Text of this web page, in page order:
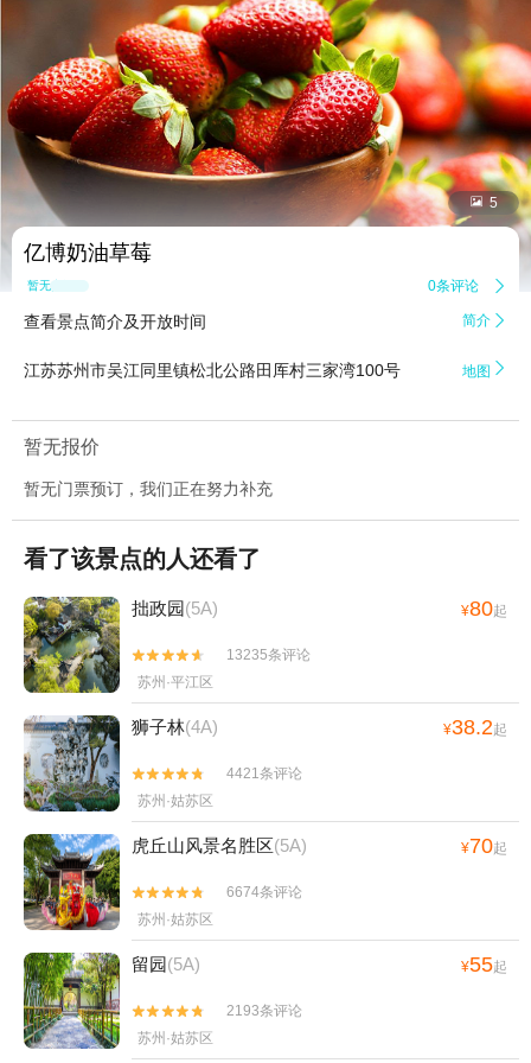
 5
亿博奶油草莓
暂无点评 0条评论 
查看景点简介及开放时间 简介 
江苏苏州市吴江同里镇松北公路田厍村三家湾100号 地图 
暂无报价
暂无门票预订，我们正在努力补充
看了该景点的人还看了
拙政园(5A) ¥80起


13235条评论
苏州·平江区
狮子林(4A) ¥38.2起


4421条评论
苏州·姑苏区
虎丘山风景名胜区(5A) ¥70起


6674条评论
苏州·姑苏区
留园(5A) ¥55起


2193条评论
苏州·姑苏区